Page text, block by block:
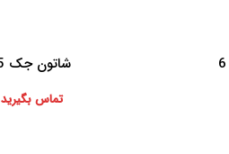
اطلاعات بیشترشاتون جک j5
تماس بگیرید